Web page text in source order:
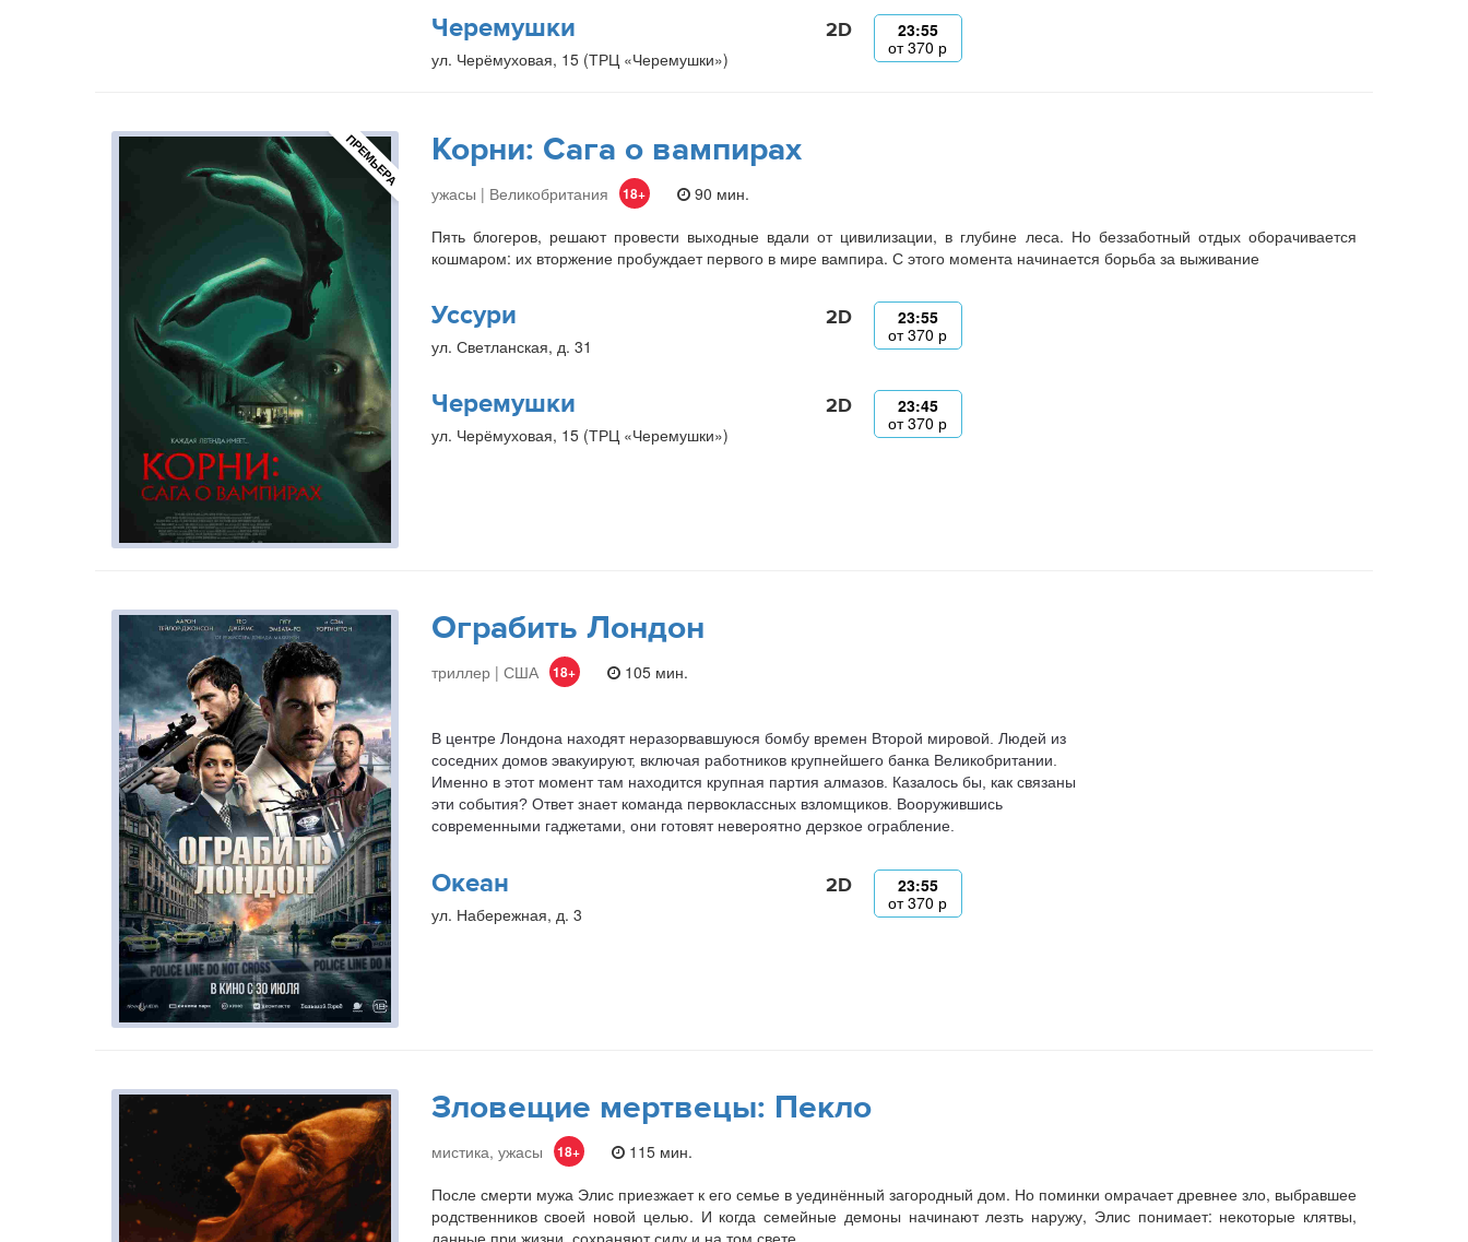
Черемушки
ул. Черёмуховая, 15 (ТРЦ «Черемушки»)
2D
23:55
от370 р
ПРЕМЬЕРА Корни: Сага о вампирах
ужасы | Великобритания 18+
90 мин.
Пять блогеров, решают провести выходные вдали от цивилизации, в глубине леса. Но беззаботный отдых оборачивается
кошмаром: их вторжение пробуждает первого в мире вампира. С этого момента начинается борьба за выживание
Уссури
ул. Светланская, д. 31
2D
23:55
от370 р
Черемушки
ул. Черёмуховая, 15 (ТРЦ «Черемушки»)
2D
23:45
от370 р
Ограбить Лондон
триллер | США 18+ 105 мин.
В центре Лондона находят неразорвавшуюся бомбу времен Второй мировой. Людей из
соседних домов эвакуируют, включая работников крупнейшего банка Великобритании.
Именно в этот момент там находится крупная партия алмазов. Казалось бы, как связаны
эти события? Ответ знает команда первоклассных взломщиков. Вооружившись
современными гаджетами, они готовят невероятно дерзкое ограбление.
Океан
ул. Набережная, д. 3
2D
23:55
от370 р
Зловещие мертвецы: Пекло
мистика, ужасы 18+
115 мин.
После смерти мужа Элис приезжает к его семье в уединённый загородный дом. Но поминки омрачает древнее зло, выбравшее
родственников своей новой целью. И когда семейные демоны начинают лезть наружу, Элис понимает: некоторые клятвы,
данные при жизни, сохраняют силу и на том свете.